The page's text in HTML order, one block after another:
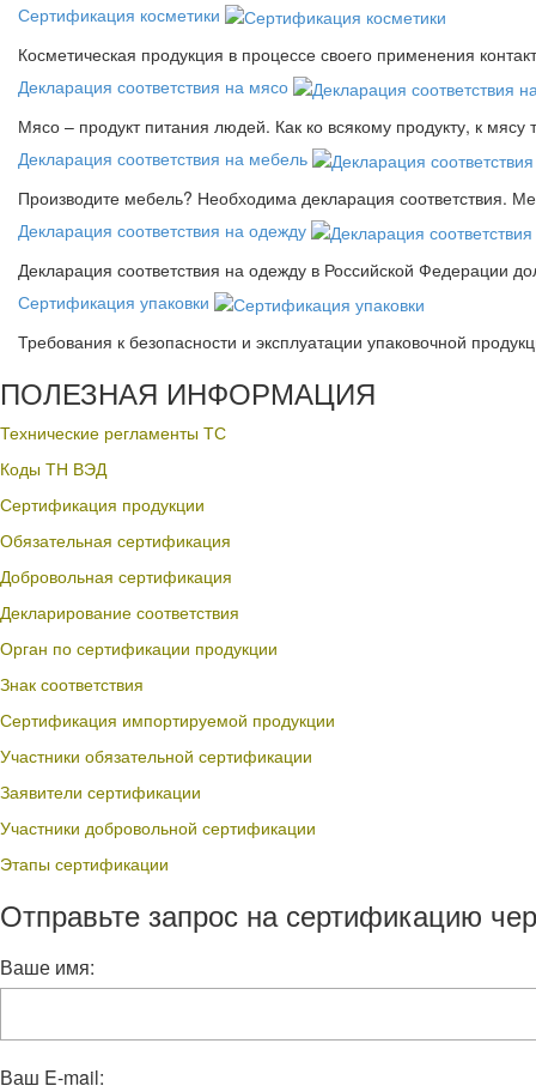
Сертификация косметики
Косметическая продукция в процессе своего применения
Декларация соответствия на мясо
Мясо – продукт питания людей. Как ко всякому продукту, к мясу
Декларация соответствия на мебель
Производите мебель? Необходима декларация соответствия.
Декларация соответствия на одежду
Декларация соответствия на одежду в Российской Федерации
Сертификация упаковки
Требования к безопасности и эксплуатации упаковочной
ПОЛЕЗНАЯ ИНФОРМАЦИЯ
Технические регламенты ТС
Коды ТН ВЭД
Сертификация продукции
Обязательная сертификация
Добровольная сертификация
Декларирование соответствия
Орган по сертификации продукции
Знак соответствия
Сертификация импортируемой продукции
Участники обязательной сертификации
Заявители сертификации
Участники добровольной сертификации
Этапы сертификации
Отправьте запрос на сертификацию
Ваше имя:
Ваш E-mail: